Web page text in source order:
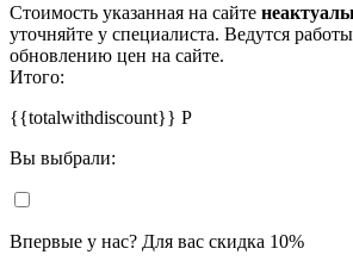
Стоимость указанная на сайте
уточняйте у специалиста. Ведутся
обновлению цен на сайте.
Итого:
{{totalwithdiscount}} Р
Вы выбрали:
Впервые у нас? Для вас скидка 10%